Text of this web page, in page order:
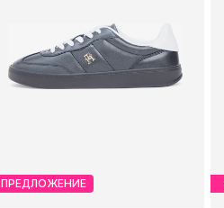
ПРЕДЛОЖЕНИЕ